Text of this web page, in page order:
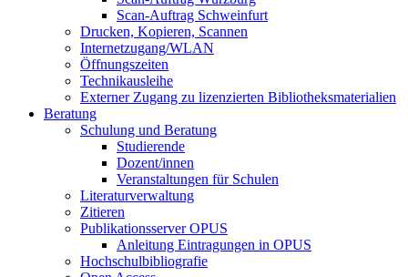
Scan-Auftrag Schweinfurt
Drucken, Kopieren, Scannen
Internetzugang/WLAN
Öffnungszeiten
Technikausleihe
Externer Zugang zu lizenzierten Bibliotheksmaterialien
Beratung
Schulung und Beratung
Studierende
Dozent/innen
Veranstaltungen für Schulen
Literaturverwaltung
Zitieren
Publikationsserver OPUS
Anleitung Eintragungen in OPUS
Hochschulbibliografie